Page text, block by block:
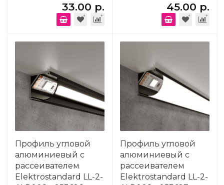
33.00 р. 45.00 р.
Профиль угловой
алюминиевый с
рассеивателем
Elektrostandard LL-2-
Профиль угловой
алюминиевый с
рассеивателем
Elektrostandard LL-2-